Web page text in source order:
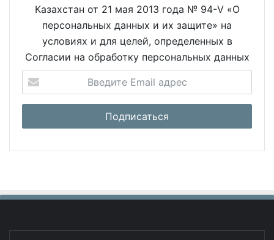
Казахстан от 21 мая 2013 года № 94-V «О
персональных данных и их защите» на
условиях и для целей, определенных в
Согласии на обработку персональных данных